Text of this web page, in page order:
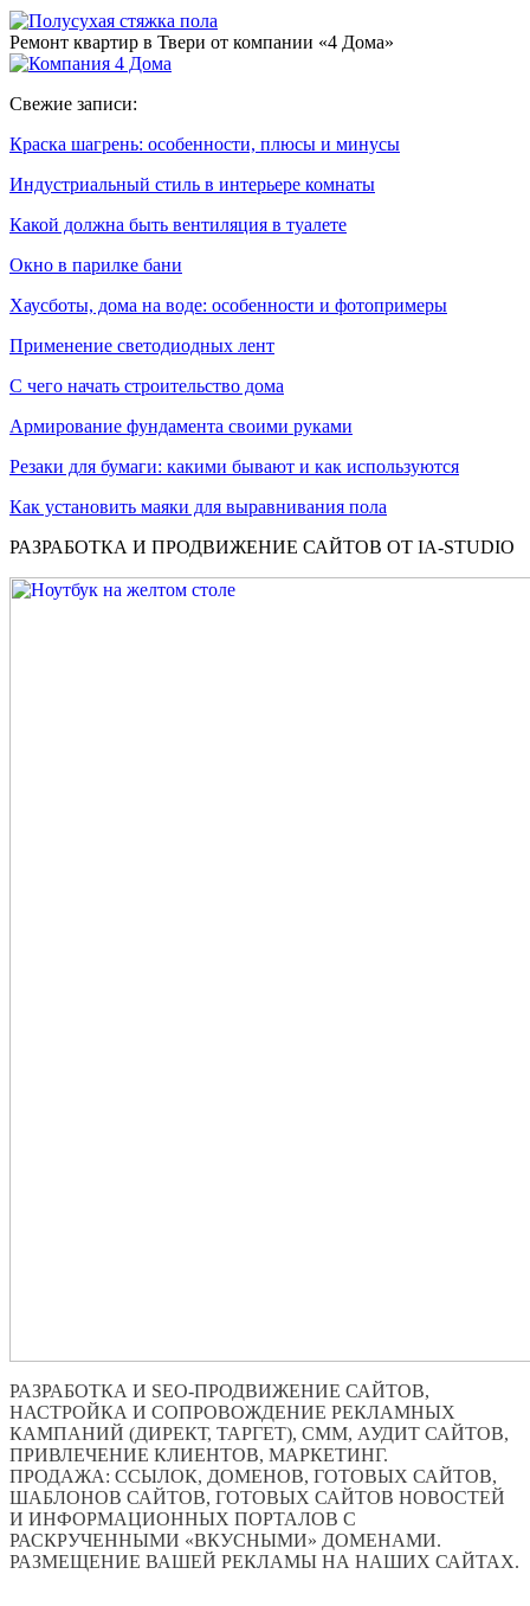
Ремонт квартир в Твери от компании «4 Дома»
Свежие записи:
Краска шагрень: особенности, плюсы и минусы
Индустриальный стиль в интерьере комнаты
Какой должна быть вентиляция в туалете
Окно в парилке бани
Хаусботы, дома на воде: особенности и фотопримеры
Применение светодиодных лент
С чего начать строительство дома
Армирование фундамента своими руками
Резаки для бумаги: какими бывают и как используются
Как установить маяки для выравнивания пола
РАЗРАБОТКА И ПРОДВИЖЕНИЕ САЙТОВ ОТ IA-STUDIO
РАЗРАБОТКА И SEO-ПРОДВИЖЕНИЕ САЙТОВ,
НАСТРОЙКА И СОПРОВОЖДЕНИЕ РЕКЛАМНЫХ
КАМПАНИЙ (ДИРЕКТ, ТАРГЕТ), СММ, АУДИТ САЙТОВ,
ПРИВЛЕЧЕНИЕ КЛИЕНТОВ, МАРКЕТИНГ.
ПРОДАЖА: ССЫЛОК, ДОМЕНОВ, ГОТОВЫХ САЙТОВ,
ШАБЛОНОВ САЙТОВ, ГОТОВЫХ САЙТОВ НОВОСТЕЙ
И ИНФОРМАЦИОННЫХ ПОРТАЛОВ С
РАСКРУЧЕННЫМИ «ВКУСНЫМИ» ДОМЕНАМИ.
РАЗМЕЩЕНИЕ ВАШЕЙ РЕКЛАМЫ НА НАШИХ САЙТАХ.